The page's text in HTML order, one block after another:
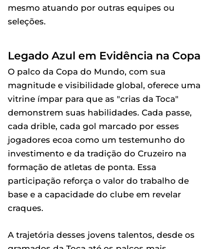
mesmo atuando por outras equipes ou
seleções.
Legado Azul em Evidência na Copa
O palco da Copa do Mundo, com sua
magnitude e visibilidade global, oferece uma
vitrine ímpar para que as "crias da Toca"
demonstrem suas habilidades. Cada passe,
cada drible, cada gol marcado por esses
jogadores ecoa como um testemunho do
investimento e da tradição do Cruzeiro na
formação de atletas de ponta. Essa
participação reforça o valor do trabalho de
base e a capacidade do clube em revelar
craques.
A trajetória desses jovens talentos, desde os